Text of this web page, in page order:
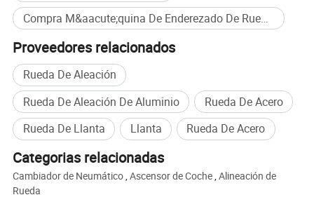
Compra M&aacute;quina De Enderezado De Ruedas al por mayor
Proveedores relacionados
Rueda De Aleación
Rueda De Aleación De Aluminio
Rueda De Acero
Rueda De Llanta
Llanta Rueda De Acero
Categorias relacionadas
Cambiador de Neumático ,Ascensor de Coche ,Alineación de
Rueda